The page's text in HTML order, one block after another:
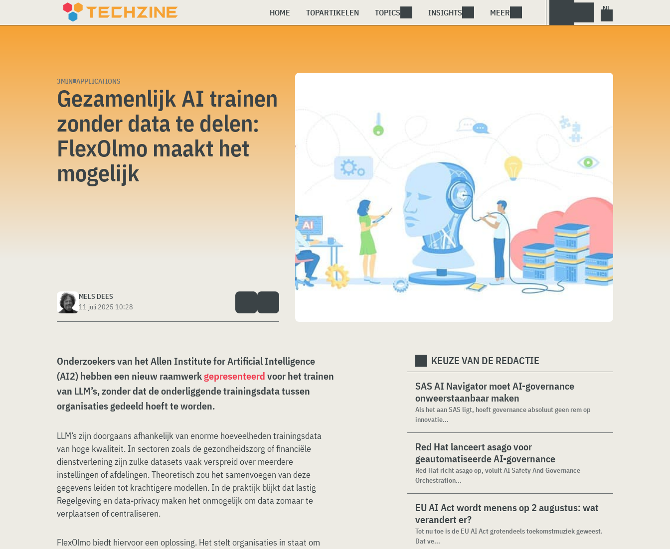
HOME TOPARTIKELEN TOPICS INSIGHTS MEER
3MIN APPLICATIONS
Gezamenlijk AI trainen
zonder data te delen:
FlexOlmo maakt het
mogelijk
MELS DEES
11 juli 2025 10:28
Onderzoekers van het Allen Institute for Artificial Intelligence
(AI2) hebben een nieuw raamwerkgepresenteerdvoor het trainen
van LLM’s, zonder dat de onderliggende trainingsdata tussen
organisaties gedeeld hoeft te worden.
LLM’s zijn doorgaans afhankelijk van enorme hoeveelheden trainingsdata
van hoge kwaliteit. In sectoren zoals de gezondheidszorg of financiële
dienstverlening zijn zulke datasets vaak verspreid over meerdere
instellingen of afdelingen. Theoretisch zou het samenvoegen van deze
gegevens leiden tot krachtigere modellen. In de praktijk blijkt dat lastig
Regelgeving en data-privacy maken het onmogelijk om data zomaar te
verplaatsen of centraliseren.
FlexOlmo biedt hiervoor een oplossing. Het stelt organisaties in staat om
KEUZE VAN DE REDACTIE
SAS AI Navigator moet AI-governance
onweerstaanbaar maken
Als het aan SAS ligt, hoeft governance absoluut geen rem op
innovatie...
Red Hat lanceert asago voor
geautomatiseerde AI-governance
Red Hat richt asago op, voluit AI Safety And Governance
Orchestration...
EU AI Act wordt menens op 2 augustus: wat
verandert er?
Tot nu toe is de EU AI Act grotendeels toekomstmuziek geweest.
Dat ve...